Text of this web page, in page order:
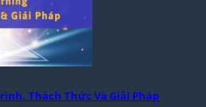
Thách Thức Và Giải Pháp